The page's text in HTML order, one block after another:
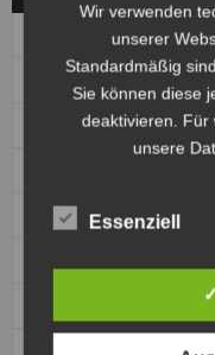
1. MBC 70/90 Halle
1. MSC Seelze
MSC Jarmen
MSF Tornado
Wir verwenden
unserer
Standardmäßig
Sie können diese
deaktivieren. Für
unsere
Essenziell